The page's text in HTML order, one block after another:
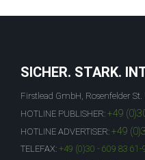
SICHER. STARK.
Firstlead GmbH, Rosenfelder
HOTLINE PUBLISHER: +49
HOTLINE ADVERTISER: +49
TELEFAX: +49 (0)30 - 609 83 61-